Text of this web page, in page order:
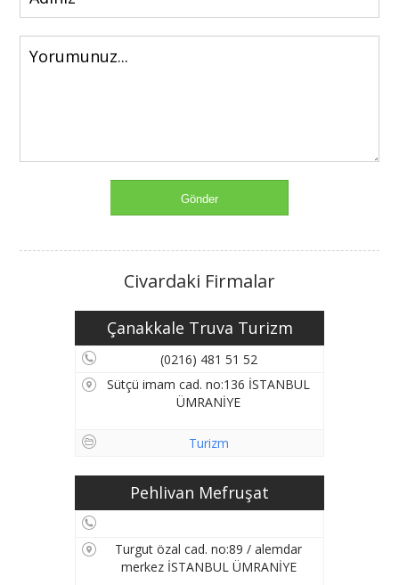
Civardaki Firmalar
Çanakkale Truva Turizm
(0216) 481 51 52
Sütçü imam cad. no:136 İSTANBUL
ÜMRANİYE
Turizm
Pehlivan Mefruşat
Turgut özal cad. no:89 / alemdar
merkez İSTANBUL ÜMRANİYE